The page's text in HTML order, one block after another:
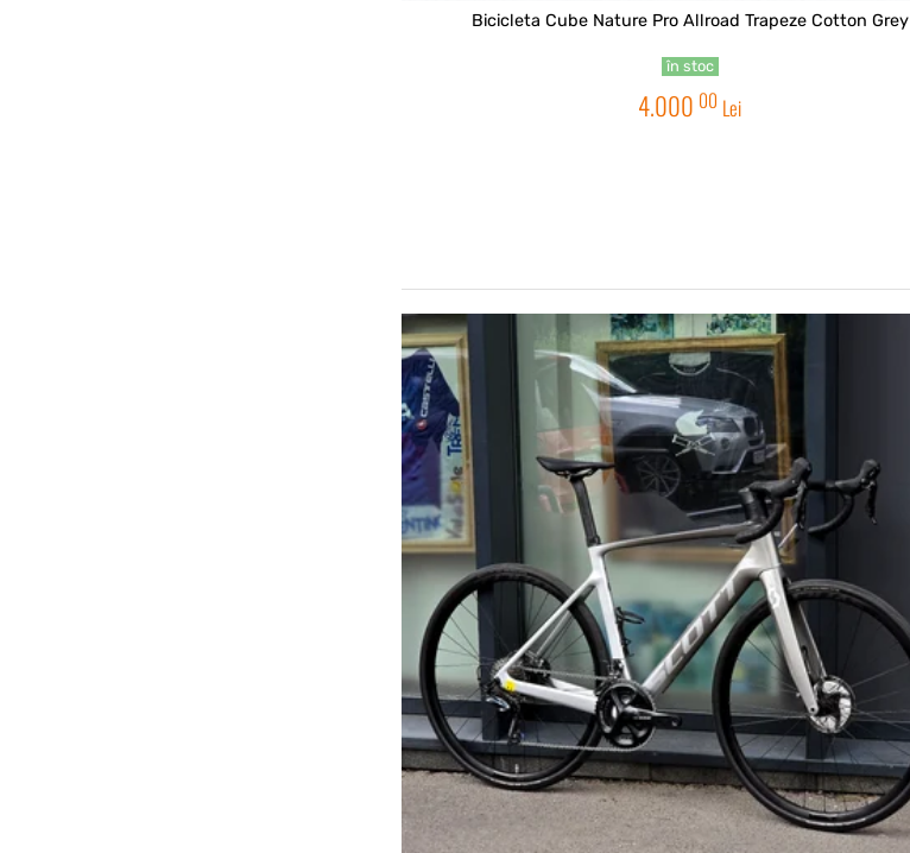
Bicicleta Cube Nature Pro Allroad Trapeze Cotton Grey
în stoc
4.000 00 Lei